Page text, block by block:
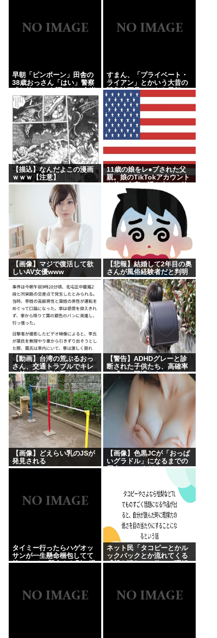
早朝「ピンポーン」田舎の
38歳おっさん「はい」警察
「お前のPCを調べる」全米
行方不明・被児童搾取セン
ターからの通報により児
ホ゜画像を発見、逮捕
すまん、「プライベート・
ライアン」とかいう大昔の
戦争映画見てみたら最初の
30分で地獄なんだが…これ
ずっと続く感じ？
【描込】なんだよこの漫画
ｗｗｗ【注意】
11歳の娘をレ●プされた父
親。娘のTikTokアカウント
を使い自宅に誘き出し、銃
撃で天誅！
【画像】マジで復活して欲
しいAV女優www
【悲報】結婚して2年目の奥
さんが風俗経験者だと判明
【動画】台湾の荒ぶるおっ
さん、交通トラブルでキレ
て前の車の運転手をナイフ
で斬りつけるも壮絶な返り
討ちにあう
【警告】ADHDグレーと診
断された子供たち、高確率
で『この習慣』をやってい
た→！！！
【画像】どえらい乳のJSが
発見される
【画像】色黒JCが「おっぱ
いグラドル」になるまでの
歴史、シコすぎるwww
タイミー行ったらハゲオッ
サンが一生懸命梱包してて
笑った その懸命さを別の場
ネット民「タコピーとかル
ックバックとか流れてくる
感想を読むと、俺って理解